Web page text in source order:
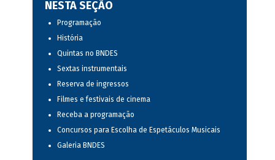
NESTA SEÇÃO
Programação
História
Quintas no BNDES
Sextas instrumentais
Reserva de ingressos
Filmes e festivais de cinema
Receba a programação
Concursos para Escolha de Espetáculos Musicais
Galeria BNDES